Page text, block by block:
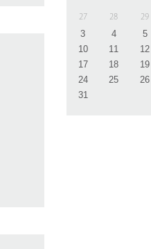
27 28 29
3
4 5
10
11 12
17
18 19
24
25 26
31